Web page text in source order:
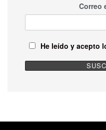
Correo
He leído y acepto